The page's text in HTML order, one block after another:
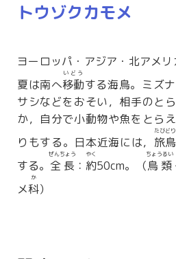
トウゾクカモメ
ヨーロッパ・アジア・北アメリ
夏は南へ移動
いどう
する海鳥。ミズ
サシなどをおそい，相手のと
か，自分で小動物や魚をとら
りもする。日本近海には， 旅鳥
たびどり
する。 全長
ぜんちょう
： 約
やく
50cm。（鳥類
ちょうるい
メ科
か
）